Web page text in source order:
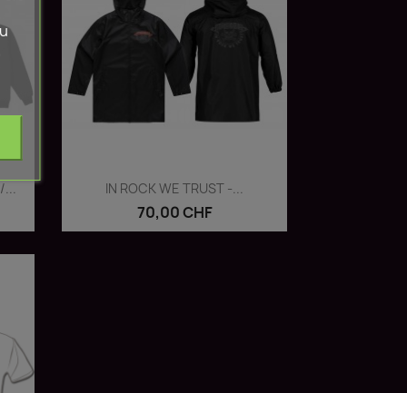
Vorschau
IN ROCK WE TRUST -...
70,00 CHF